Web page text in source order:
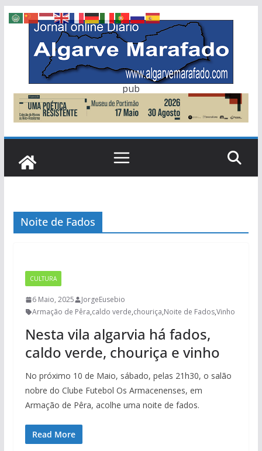
Skip
content
pub
Noite de Fados
CULTURA
6 Maio, 2025
JorgeEusebio
Armação de Pêra,caldo verde,chouriça,Noite de Fados,Vinho
Nesta vila algarvia há fados,
caldo verde, chouriça e vinho
No próximo 10 de Maio, sábado, pelas 21h30, o salão
nobre do Clube Futebol Os Armacenenses, em
Armação de Pêra, acolhe uma noite de fados.
Read More